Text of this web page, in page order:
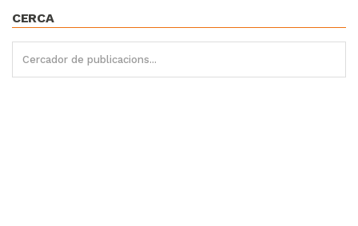
CERCA